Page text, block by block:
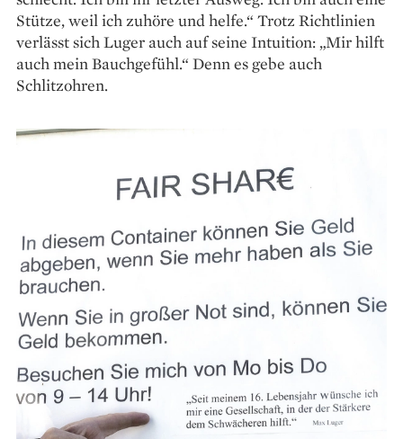
Stütze, weil ich zuhöre und helfe.“ Trotz Richtlinien
verlässt sich Luger auch auf seine Intuition: „Mir hilft
auch mein Bauchgefühl.“ Denn es gebe auch
Schlitzohren.